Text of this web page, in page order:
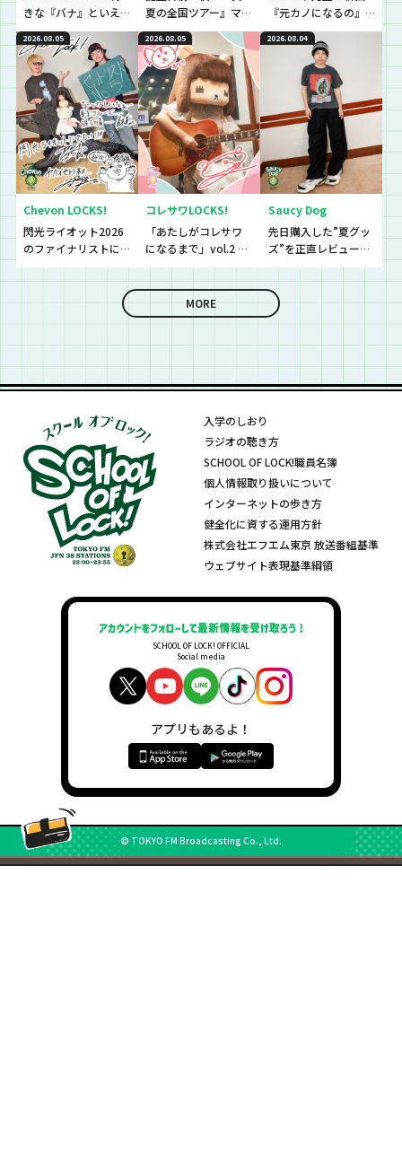
きな『バナ』といえ
ば〜？『恋バナ』だ
ぁぁぁ！！！今回は
生徒と、恋バナ逆
電！！！！
夏の全国ツアー』マ
ストアイテムと
は！？
『元カノになるの』
初解禁！！！！！
2026.08.05
Chevon LOCKS!
閃光ライオット2026
のファイナリストに
思わず「なんであん
な上手いの？！」さ
2026.08.05
コレサワLOCKS!
「あたしがコレサワ
になるまで」vol.2 開
催！！
2026.08.04
Saucy Dog
先日購入した”夏グッ
ズ”を正直レビューし
ていきました！
MORE
入学のしおり
ラジオの聴き方
SCHOOL OF LOCK!職員名簿
個人情報取り扱いについて
インターネットの歩き方
健全化に資する運用方針
株式会社エフエム東京 放送番組基準
ウェブサイト表現基準綱領
SCHOOL OF LOCK! OFFICIAL
Social media
アプリもあるよ！
© TOKYO FM Broadcasting Co., Ltd.